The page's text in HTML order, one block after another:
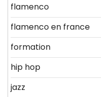
flamenco
flamenco en france
formation
hip hop
jazz